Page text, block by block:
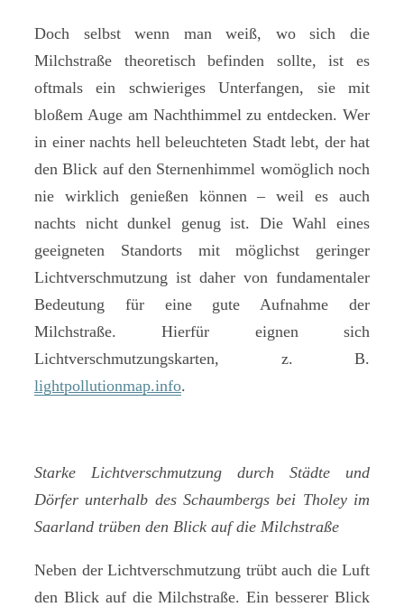
Doch selbst wenn man weiß, wo sich die
Milchstraße theoretisch befinden sollte, ist es
oftmals ein schwieriges Unterfangen, sie mit
bloßem Auge am Nachthimmel zu entdecken. Wer
in einer nachts hell beleuchteten Stadt lebt, der hat
den Blick auf den Sternenhimmel womöglich noch
nie wirklich genießen können – weil es auch
nachts nicht dunkel genug ist. Die Wahl eines
geeigneten Standorts mit möglichst geringer
Lichtverschmutzung ist daher von fundamentaler
Bedeutung für eine gute Aufnahme der
Milchstraße. Hierfür eignen sich
Lichtverschmutzungskarten, z. B.
lightpollutionmap.info.
Starke Lichtverschmutzung durch Städte und
Dörfer unterhalb des Schaumbergs bei Tholey im
Saarland trüben den Blick auf die Milchstraße
Neben der Lichtverschmutzung trübt auch die Luft
den Blick auf die Milchstraße. Ein besserer Blick